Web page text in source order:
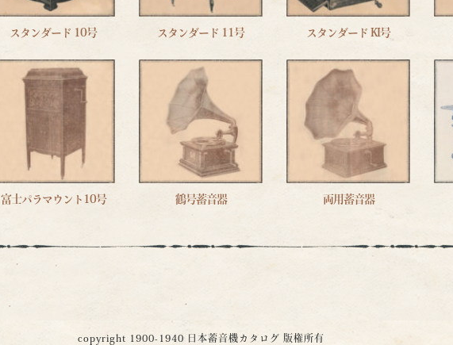
スタンダード 10号 スタンダード 11号 スタンダード KI号
富士パラマウント10号 鶴号蓄音器 両用蓄音器
copyright 1900-1940 日本蓄音機カタログ 版権所有